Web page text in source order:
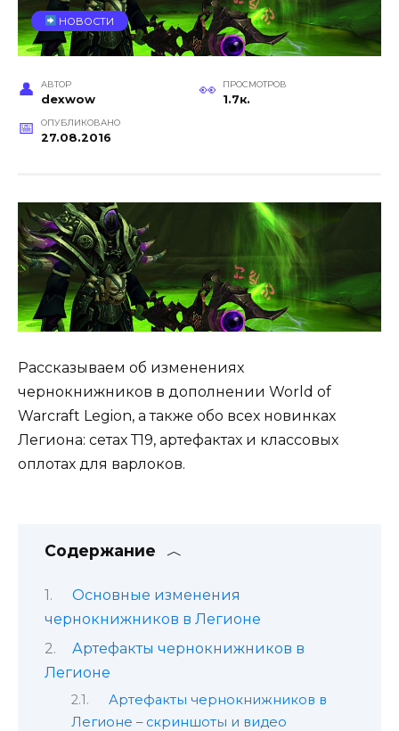
НОВОСТИ
АВТОР
dexwow
ПРОСМОТРОВ
1.7к.
ОПУБЛИКОВАНО
27.08.2016
Рассказываем об изменениях
чернокнижников в дополнении World of
Warcraft Legion, а также обо всех новинках
Легиона: сетах Т19, артефактах и классовых
оплотах для варлоков.
Содержание
Основные изменения
чернокнижников в Легионе
Артефакты чернокнижников в
Легионе
Артефакты чернокнижников в
Легионе – скриншоты и видео